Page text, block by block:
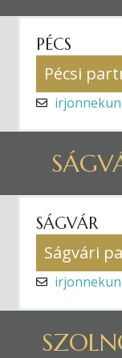
PÉCS
Pécsi
SÁGVÁR
Ságvári